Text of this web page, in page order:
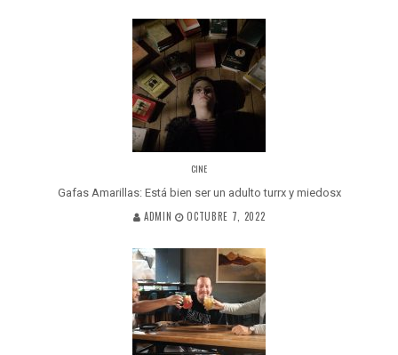
CINE
Gafas Amarillas: Está bien ser un adulto turrx y miedosx
ADMIN OCTUBRE 7, 2022